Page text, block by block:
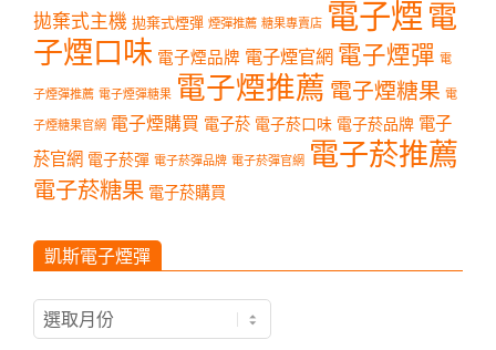
拋棄式主機 拋棄式煙彈 煙彈推薦 糖果專賣店 電子煙電
子煙口味 電子煙品牌 電子煙官網 電子煙彈 電
子煙彈推薦 電子煙彈糖果 電子煙推薦 電子煙糖果 電
子煙糖果官網 電子煙購買 電子菸 電子菸口味 電子菸品牌 電子
菸官網 電子菸彈 電子菸彈品牌 電子菸彈官網 電子菸推薦
電子菸糖果 電子菸購買
凱斯電子煙彈
凱
斯